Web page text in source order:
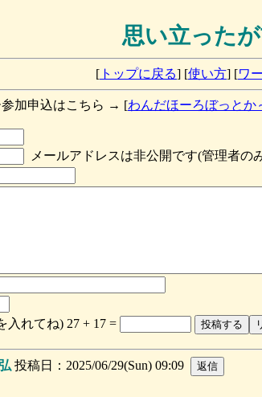
思い立った
[ トップに戻る] [使い方] [ワ
参加申込はこちら → [わんだほーろぼっとか
メールアドレスは非公開です(管理者の
入れてね) 27 + 17 =
投稿日：2025/06/29(Sun) 09:09